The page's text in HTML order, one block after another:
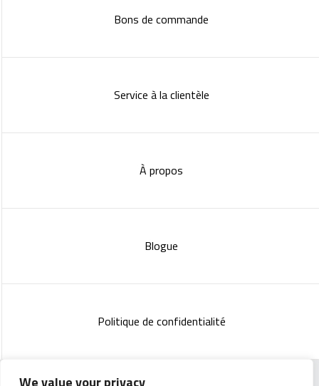
We value your privacy
Bons de commande
Service à la clientèle
À propos
Blogue
Politique de confidentialité